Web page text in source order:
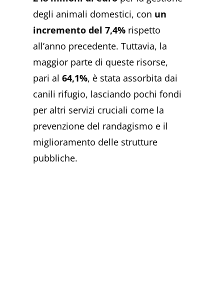
degli animali domestici, con un
incremento del 7,4% rispetto
all’anno precedente. Tuttavia, la
maggior parte di queste risorse,
pari al64,1%, è stata assorbita dai
canili rifugio, lasciando pochi fondi
per altri servizi cruciali come la
prevenzione del randagismo e il
miglioramento delle strutture
pubbliche.